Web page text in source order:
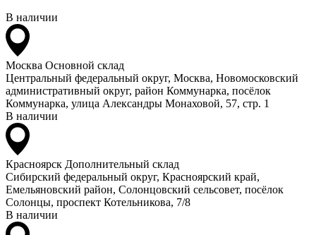
В наличии
Москва Основной склад
Центральный федеральный округ, Москва, Новомосковский
административный округ, район Коммунарка, посёлок
Коммунарка, улица Александры Монаховой, 57, стр. 1
В наличии
Красноярск Дополнительный склад
Сибирский федеральный округ, Красноярский край,
Емельяновский район, Солонцовский сельсовет, посёлок
Солонцы, проспект Котельникова, 7/8
В наличии